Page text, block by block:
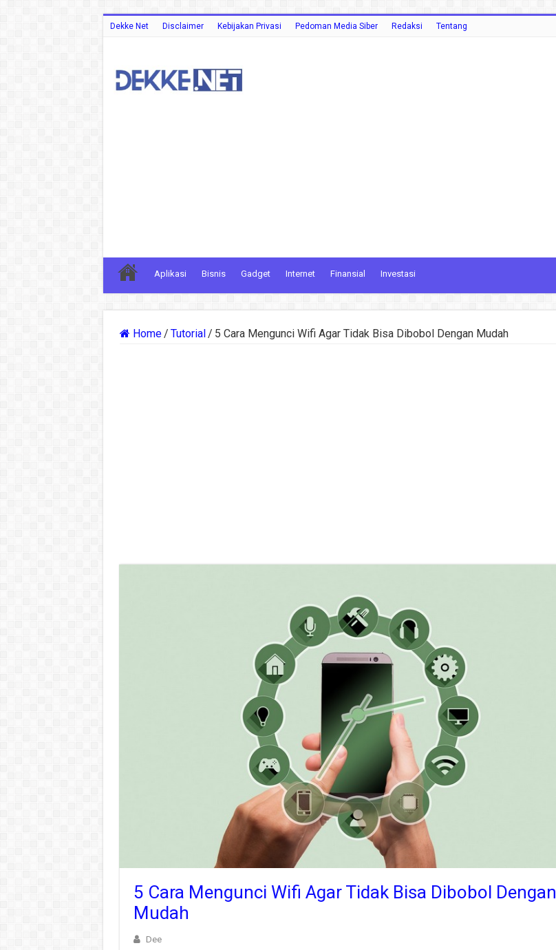
Dekke Net Disclaimer Kebijakan Privasi Pedoman Media Siber Redaksi Tentang
Aplikasi Bisnis Gadget Internet Finansial Investasi
Home/ Tutorial/ 5 Cara Mengunci Wifi Agar Tidak Bisa Dibobol Dengan Mudah
5 Cara Mengunci Wifi Agar Tidak Bisa Dibobol Dengan
Mudah
Dee